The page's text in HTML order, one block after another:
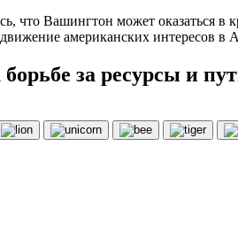
что Вашингтон может оказаться в
американских интересов в
за ресурсы и